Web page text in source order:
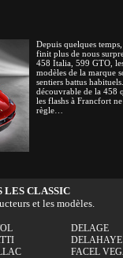
Depuis quelques
finit plus de nous
458 Italia, 599 GTO,
modèles de la marque
sentiers battus
découvrable de la 458
les flashs à Francfort
règle…
LES CLASSIC
et les modèles.
DELAGE
DELAHAYE
FACEL